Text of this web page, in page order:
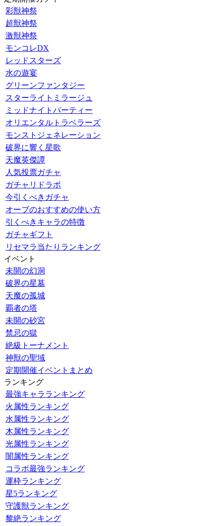
彩獣神祭
超獣神祭
激獣神祭
モンコレDX
レッドスターズ
水の遊宴
グリーンファンタジー
スターライトミラージュ
ミッドナイトパーティー
オリエンタルトラベラーズ
モンストジェネレーション
破界に響く星歌
天魔英傑譚
人気投票ガチャ
ガチャリドラボ
今引くべきガチャ
オーブのおすすめの使い方
引くべきキャラの特徴
ガチャギフト
リセマラ当たりランキング
イベント
未開の幻洞
破界の星墓
天魔の孤城
覇者の塔
未開の砂宮
禁忌の獄
絶級トーナメント
神獣の聖域
定期開催イベントまとめ
ランキング
最強キャラランキング
火属性ランキング
水属性ランキング
木属性ランキング
光属性ランキング
闇属性ランキング
コラボ最強ランキング
運枠ランキング
星5ランキング
守護獣ランキング
黎絶ランキング